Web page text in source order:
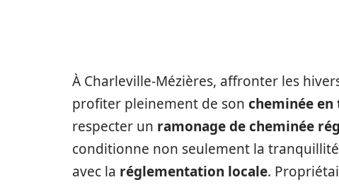
À Charleville-Mézières, affronter les
profiter pleinement de son cheminée
respecter un ramonage de cheminée
conditionne non seulement la
avec la réglementation locale.